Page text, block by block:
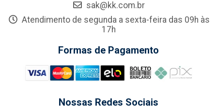
sak@kk.com.br
Atendimento de segunda a sexta-feira das 09h às
17h
Formas de Pagamento
Nossas Redes Sociais